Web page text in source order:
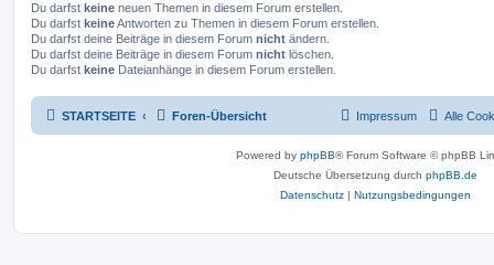
Du darfst keine neuen Themen in diesem Forum erstellen.
Du darfst keineAntworten zu Themen in diesem Forum erstellen.
Du darfst deine Beiträge in diesem Forum nicht ändern.
Du darfst deine Beiträge in diesem Forum nicht löschen.
Du darfst keine Dateianhänge in diesem Forum erstellen.
STARTSEITE Foren-Übersicht Alle
Impressum
Powered by phpBB® Forum Software © phpBB
Deutsche Übersetzung durch phpBB.de
Datenschutz | Nutzungsbedingungen